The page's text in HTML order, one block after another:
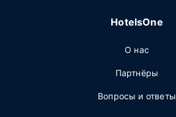
HotelsOne
О нас
Партнёры
Вопросы и ответы